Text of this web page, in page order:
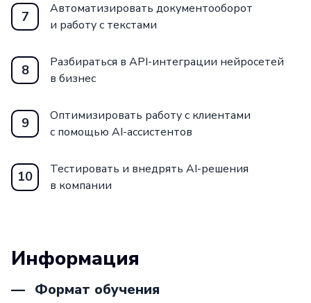
7
Автоматизировать документооборот
и работу с текстами
8
Разбираться в API-интеграции нейросетей
в бизнес
9
Оптимизировать работу с клиентами
с помощью AI-ассистентов
10
Тестировать и внедрять AI-решения
в компании
Информация
Формат обучения